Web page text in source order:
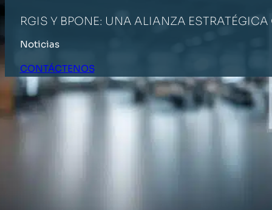
RGIS Y BPONE: UNA ALIANZA
Noticias
CONTÁCTENOS
INICIO ÚLTIMAS NOTICIAS RGIS Y BPONE: UNA ALIANZA